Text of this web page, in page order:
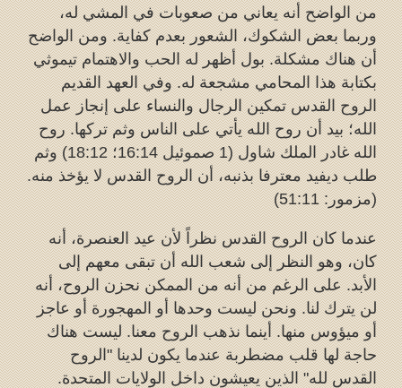
من الواضح أنه يعاني من صعوبات في المشي له،
وربما بعض الشكوك، الشعور بعدم كفاية. ومن الواضح
أن هناك مشكلة. بول أظهر له الحب والاهتمام تيموثي
بكتابة هذا المحامي مشجعة له. وفي العهد القديم
الروح القدس تمكين الرجال والنساء على إنجاز عمل
الله؛ بيد أن روح الله يأتي على الناس وثم تركها. روح
الله غادر الملك شاول (1 صموئيل 16:14؛ 18:12) وثم
طلب ديفيد معترفا بذنبه، أن الروح القدس لا يؤخذ منه.
(مزمور: 51:11)
عندما كان الروح القدس نظراً لأن عيد العنصرة، أنه
كان، وهو النظر إلى شعب الله أن تبقى معهم إلى
الأبد. على الرغم من أنه من الممكن نحزن الروح، أنه
لن يترك لنا. ونحن ليست وحدها أو المهجورة أو عاجز
أو ميؤوس منها. أينما نذهب الروح معنا. ليست هناك
حاجة لها قلب مضطربة عندما يكون لدينا "الروح
القدس لله" الذين يعيشون داخل الولايات المتحدة.